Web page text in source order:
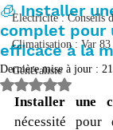
Electricite : Conseils
Climatisation : Var
Généraliste
🧊 Installer
complet pour
efficace à la
Dernière mise à jour :
Noté NaN étoiles
Installer une
nécessité pour